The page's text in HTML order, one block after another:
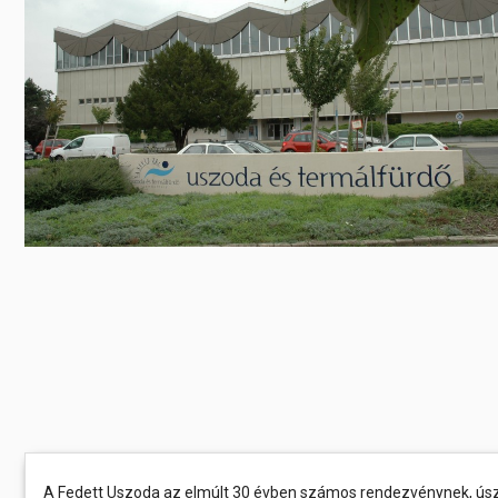
Gyerekeknek
Sport
Buli/Disco
Kiemelt rendezvények
Tanfolyam, képzés
most
Fák
Egyéb
Labdarúgás
Röplabda
A Fedett Uszoda az elmúlt 30 évben számos rendezvénynek,